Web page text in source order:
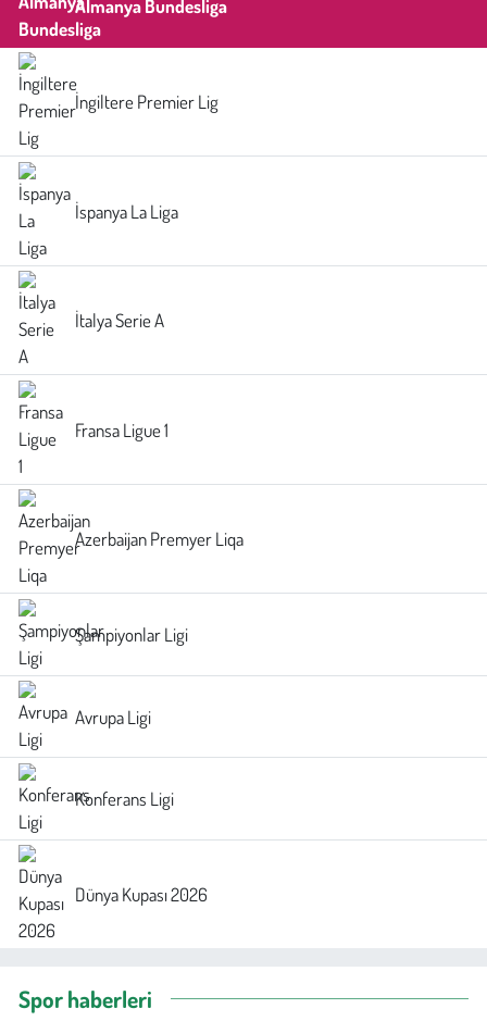
Almanya Bundesliga
İngiltere Premier Lig
İspanya La Liga
İtalya Serie A
Fransa Ligue 1
Azerbaijan Premyer Liqa
Şampiyonlar Ligi
Avrupa Ligi
Konferans Ligi
Dünya Kupası 2026
Spor haberleri